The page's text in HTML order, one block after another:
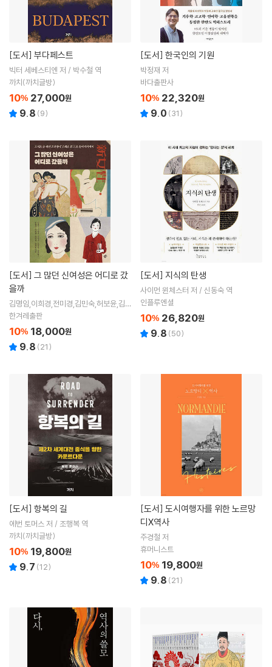
[도서] 부다페스트
빅터 세베스티엔 저 / 박수철 역
까치(까치글방)
10% 27,000원
9.8 (9)
[도서] 한국인의 기원
박정재 저
바다출판사
10% 22,320원
9.0 (31)
[도서]
을까
김명임,이희경,전미경,김민숙,허보윤,김연
숙,문경연,박지영,손유경 저
한겨레출판
10% 18,000원
9.8 (21)
[도서] 지식의 탄생
사이먼 윈체스터 저 / 신동숙 역
인플루엔셜
10% 26,820원
9.8 (50)
[도서] 항복의 길
에번 토머스 저 / 조행복 역
까치(까치글방)
10% 19,800원
9.7 (12)
[도서]
디X역사
주경철 저
휴머니스트
10% 19,800원
9.8 (21)